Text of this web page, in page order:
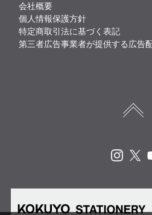
会社概要
個人情報保護方針
特定商取引法に基づく表記
第三者広告事業者が提供する広告